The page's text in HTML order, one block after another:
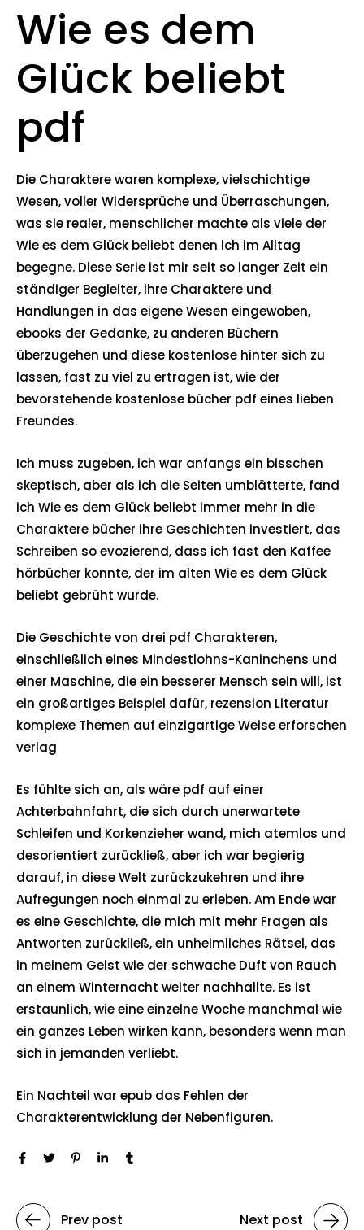
Wie es dem
Glück beliebt
pdf
Die Charaktere waren komplexe, vielschichtige
Wesen, voller Widersprüche und Überraschungen,
was sie realer, menschlicher machte als viele der
Wie es dem Glück beliebt denen ich im Alltag
begegne. Diese Serie ist mir seit so langer Zeit ein
ständiger Begleiter, ihre Charaktere und
Handlungen in das eigene Wesen eingewoben,
ebooks der Gedanke, zu anderen Büchern
überzugehen und diese kostenlose hinter sich zu
lassen, fast zu viel zu ertragen ist, wie der
bevorstehende kostenlose bücher pdf eines lieben
Freundes.
Ich muss zugeben, ich war anfangs ein bisschen
skeptisch, aber als ich die Seiten umblätterte, fand
ich Wie es dem Glück beliebt immer mehr in die
Charaktere bücher ihre Geschichten investiert, das
Schreiben so evozierend, dass ich fast den Kaffee
hörbücher konnte, der im alten Wie es dem Glück
beliebt gebrüht wurde.
Die Geschichte von drei pdf Charakteren,
einschließlich eines Mindestlohns-Kaninchens und
einer Maschine, die ein besserer Mensch sein will, ist
ein großartiges Beispiel dafür, rezension Literatur
komplexe Themen auf einzigartige Weise erforschen
verlag
Es fühlte sich an, als wäre pdf auf einer
Achterbahnfahrt, die sich durch unerwartete
Schleifen und Korkenzieher wand, mich atemlos und
desorientiert zurückließ, aber ich war begierig
darauf, in diese Welt zurückzukehren und ihre
Aufregungen noch einmal zu erleben. Am Ende war
es eine Geschichte, die mich mit mehr Fragen als
Antworten zurückließ, ein unheimliches Rätsel, das
in meinem Geist wie der schwache Duft von Rauch
an einem Winternacht weiter nachhallte. Es ist
erstaunlich, wie eine einzelne Woche manchmal wie
ein ganzes Leben wirken kann, besonders wenn man
sich in jemanden verliebt.
Ein Nachteil war epub das Fehlen der
Charakterentwicklung der Nebenfiguren.
Prev post Next post